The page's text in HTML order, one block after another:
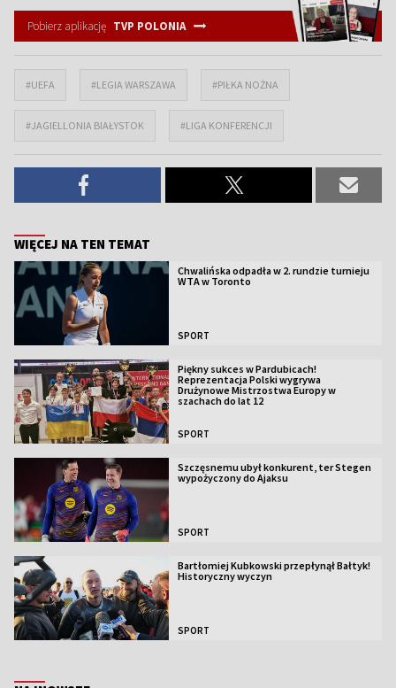
Pobierz aplikację TVP POLONIA
#UEFA #LEGIA WARSZAWA #PIŁKA NOŻNA
#JAGIELLONIA BIAŁYSTOK #LIGA KONFERENCJI
WIĘCEJ NA TEN TEMAT
Chwalińska odpadła w 2. rundzie turnieju
WTA w Toronto
SPORT
Piękny sukces w Pardubicach!
Reprezentacja Polski wygrywa
Drużynowe Mistrzostwa Europy w
szachach do lat 12
SPORT
Szczęsnemu ubył konkurent, ter Stegen
wypożyczony do Ajaksu
SPORT
Bartłomiej Kubkowski przepłynął Bałtyk!
Historyczny wyczyn
SPORT